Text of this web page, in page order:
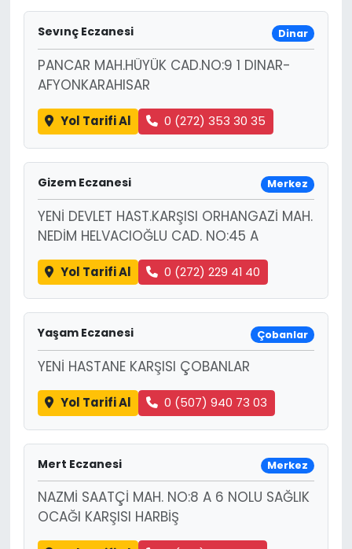
Sevınç Eczanesi Dinar
PANCAR MAH.HÜYÜK CAD.NO:9 1 DINAR-
AFYONKARAHISAR
Yol Tarifi Al 0 (272) 353 30 35
Gizem Eczanesi Merkez
YENİ DEVLET HAST.KARŞISI ORHANGAZİ MAH.
NEDİM HELVACIOĞLU CAD. NO:45 A
Yol Tarifi Al 0 (272) 229 41 40
Yaşam Eczanesi Çobanlar
YENİ HASTANE KARŞISI ÇOBANLAR
Yol Tarifi Al 0 (507) 940 73 03
Mert Eczanesi Merkez
NAZMİ SAATÇİ MAH. NO:8 A 6 NOLU SAĞLIK
OCAĞI KARŞISI HARBİŞ